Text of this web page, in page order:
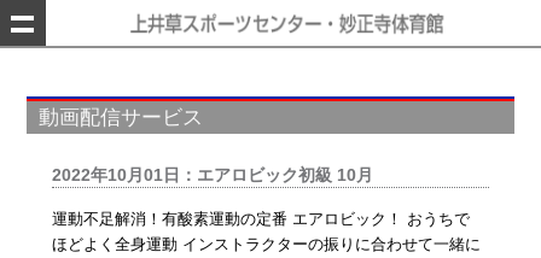
動画配信サービス
2022年10月01日：エアロビック初級 10月
運動不足解消！有酸素運動の定番 エアロビック！ おうちで
ほどよく全身運動 インストラクターの振りに合わせて一緒に